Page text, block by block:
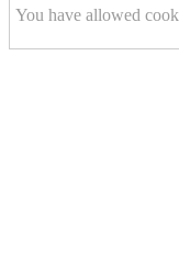
You have allowed